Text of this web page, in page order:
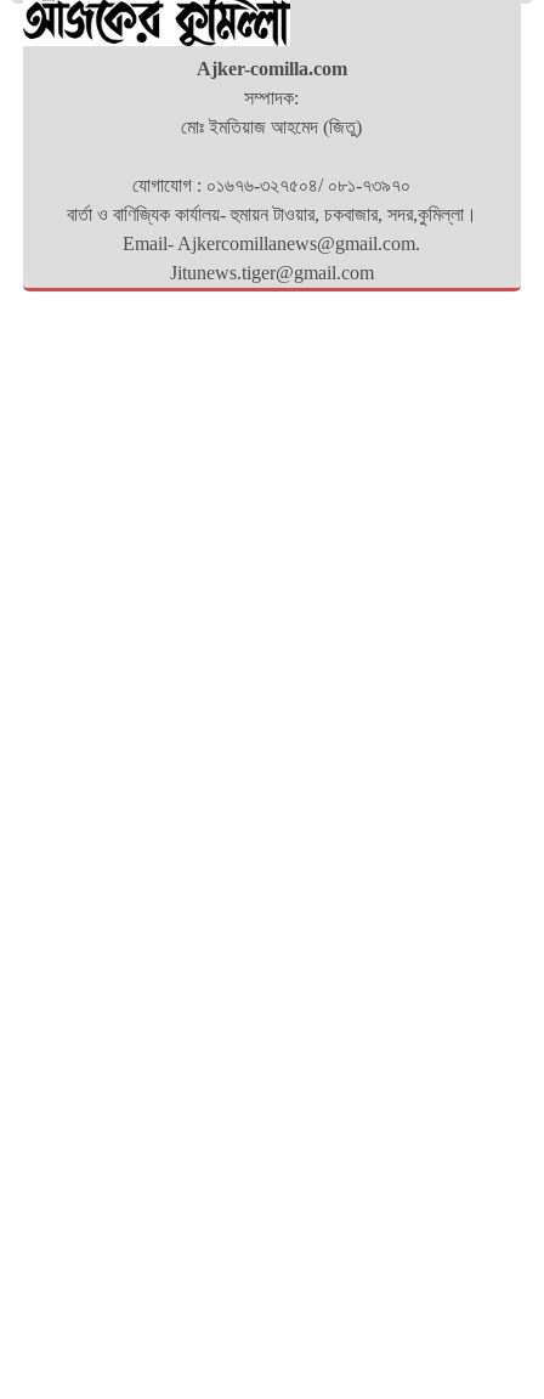
Ajker-comilla.com
সম্পাদক:
মোঃ ইমতিয়াজ আহমেদ (জিতু)
যোগাযোগ : ০১৬৭৬-৩২৭৫০৪/ ০৮১-৭৩৯৭০
বার্তা ও বাণিজ্যিক কার্যালয়- হুমায়ন টাওয়ার, চকবাজার, সদর,কুমিল্লা।
Email- Ajkercomillanews@gmail.com.
Jitunews.tiger@gmail.com